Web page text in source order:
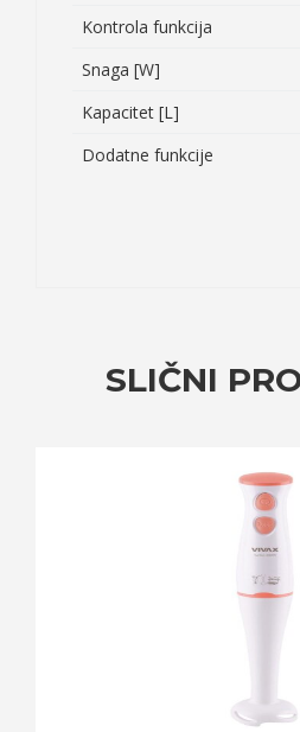
Kontrola funkcija
Snaga [W]
Kapacitet [L]
Dodatne funkcije
SLIČNI